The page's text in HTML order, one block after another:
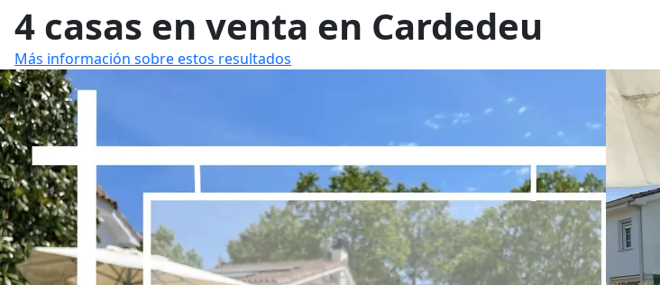
4 casas en venta en Cardedeu
Más información sobre estos resultados